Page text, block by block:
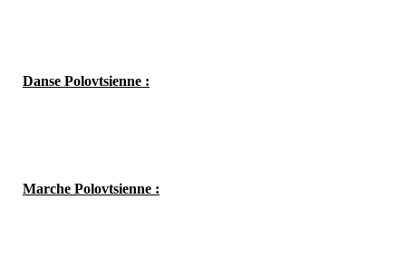
Danse Polovtsienne :
Marche Polovtsienne :